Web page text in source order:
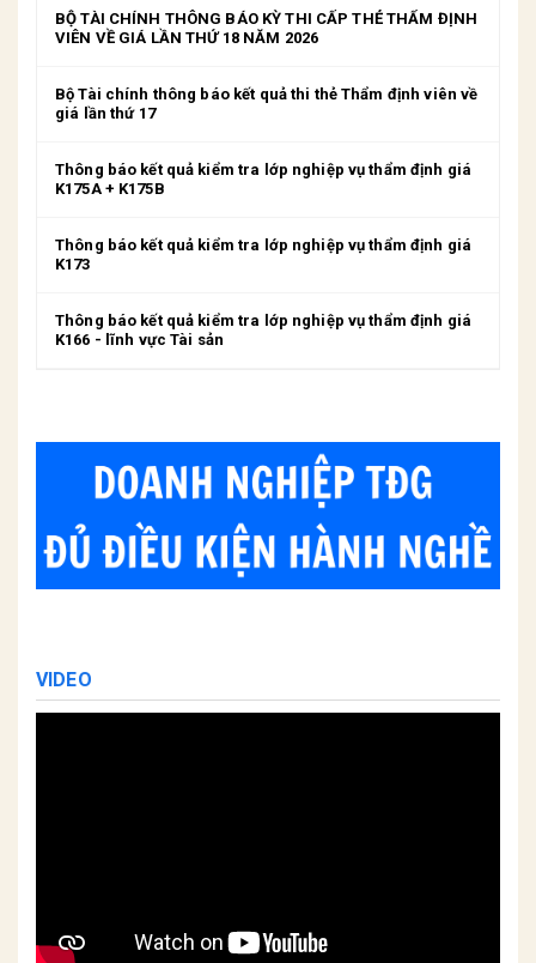
BỘ TÀI CHÍNH THÔNG BÁO KỲ THI CẤP THẺ THẨM ĐỊNH
VIÊN VỀ GIÁ LẦN THỨ 18 NĂM 2026
Bộ Tài chính thông báo kết quả thi thẻ Thẩm định viên về
giá lần thứ 17
Thông báo kết quả kiểm tra lớp nghiệp vụ thẩm định giá
K175A + K175B
Thông báo kết quả kiểm tra lớp nghiệp vụ thẩm định giá
K173
Thông báo kết quả kiểm tra lớp nghiệp vụ thẩm định giá
K166 - lĩnh vực Tài sản
VIDEO